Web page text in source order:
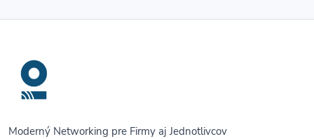
Moderný Networking pre Firmy aj Jednotlivcov